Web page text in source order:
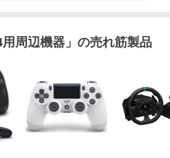
周辺機器 」の売れ筋製品